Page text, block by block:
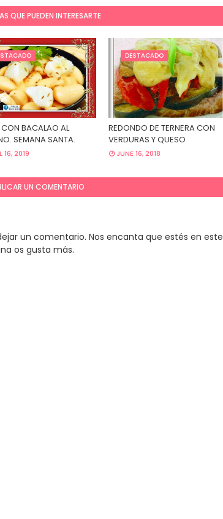
QUE PUEDEN INTERESARTE
CON BACALAO AL
SEMANA SANTA.
16, 2019
DESTACADO
REDONDO DE TERNERA CON
VERDURAS Y QUESO
JUNE 16, 2018
UN COMENTARIO
un comentario. Nos encanta que estés en este
os gusta más.